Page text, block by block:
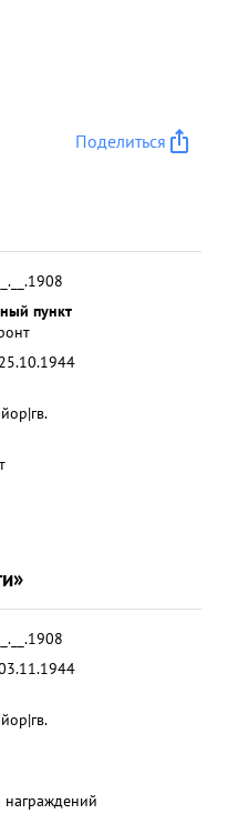
Поделиться
__.__.1908
пункт
25.10.1944
__.__.1908
награждений